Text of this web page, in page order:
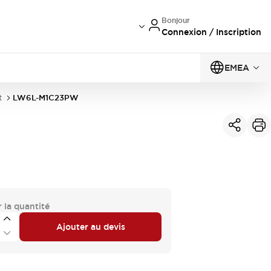
Bonjour
Connexion / Inscription
EMEA
LW6L-M1C23PW
la quantité
Ajouter au devis